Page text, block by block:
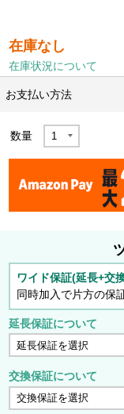
在庫なし
在庫状況について
お支払い方法
数量
ワイド保証(延長+交
同時加入で片方の保
延長保証について
交換保証について